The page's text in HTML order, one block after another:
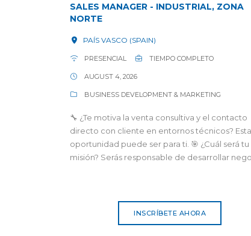
SALES MANAGER - INDUSTRIAL, ZONA
NORTE
PAÍS VASCO (SPAIN)
PRESENCIAL TIEMPO COMPLETO
AUGUST 4, 2026
BUSINESS DEVELOPMENT & MARKETING
🔧 ¿Te motiva la venta consultiva y el contacto
directo con cliente en entornos técnicos? Esta
oportunidad puede ser para ti. 🎯 ¿Cuál será tu
misión? Serás responsable de desarrollar
INSCRÍBETE AHORA